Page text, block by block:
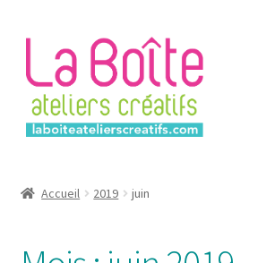
la
navigation
contenu
Accueil 2019 juin